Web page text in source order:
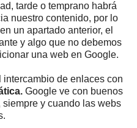
tarde o temprano habrá
nuestro contenido, por lo
un apartado anterior, el
y algo que no debemos
una web en Google.
intercambio de enlaces con
Google ve con buenos
y cuando las webs